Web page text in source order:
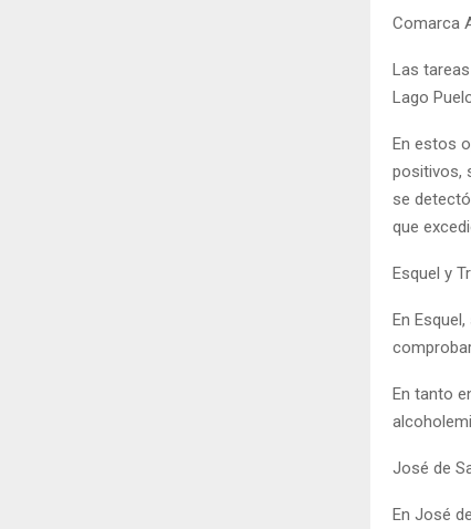
Comarca
Las
Lago
En estos
positivos,
se
que
Esquel y
En
En tanto
José de
En José